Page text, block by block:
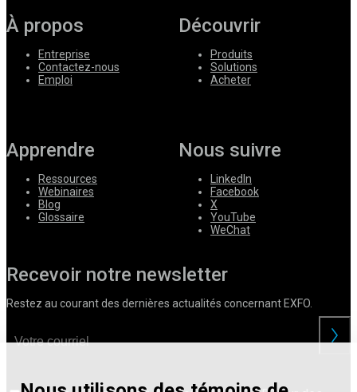
À propos
Entreprise
Contactez-nous
Emploi
Découvrir
Produits
Solutions
Acheter
Apprendre
Ressources
Webinaires
Blog
Glossaire
Nous suivre
LinkedIn
Facebook
X
YouTube
WeChat
Recevoir notre newsletter
Restez au courant des dernières actualités concernant EXFO.